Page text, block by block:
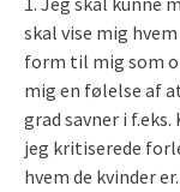
skal vise mig
form til mig som
mig en følelse af
grad savner i
jeg kritiserede
hvem de kvinder